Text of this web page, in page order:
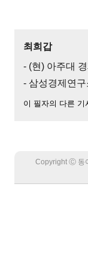
최희갑
- (현) 아주대
- 삼성경제연
이 필자의 다른 기
Copyright Ⓒ 동